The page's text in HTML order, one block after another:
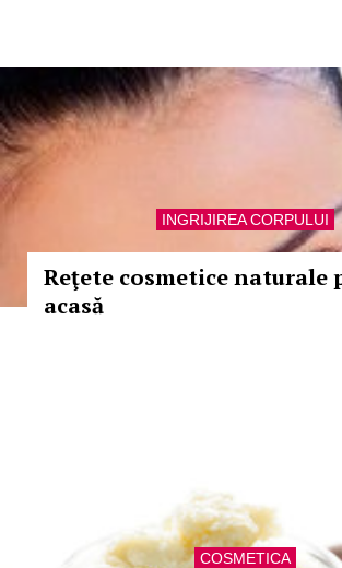
INGRIJIREA CORPULUI
Reţete cosmetice naturale
acasă
COSMETICA